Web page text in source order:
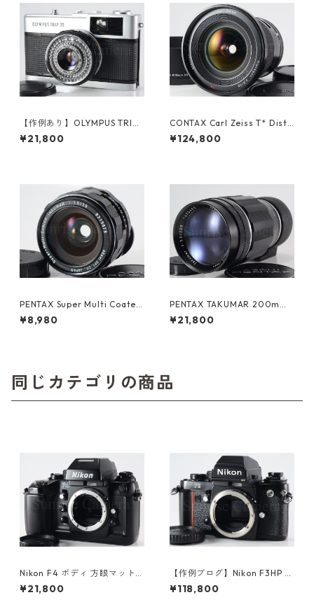
【作例あり】OLYMPUS TRIP3
5 / D.Zuiko 40mm F2.8 ネガ
フィルム付 オリンパス フィル
¥21,800
CONTAX Carl Zeiss T* Dista
gon 35mm F3.5 645用 コン
タックス (23628)
¥124,800
PENTAX Super Multi Coated
TAKUMAR 28mm F3.5 ペンタ
ックス (61338)
¥8,980
PENTAX TAKUMAR 200mm
F3.5 M42 ペンタックス (6133
0)
¥21,800
同じカテゴリの商品
Nikon F4 ボディ 方眼マット
スクリーン（E） / マットスク
リーン（B）付 ニコン（6124
¥21,800
【作例ブログ】Nikon F3HP ボ
ディ 後期191万番台 ニコン（6
1308）
¥118,800